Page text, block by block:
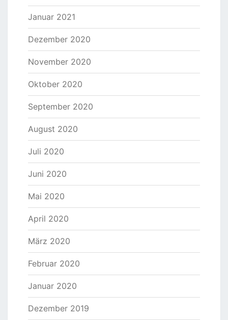
Januar 2021
Dezember 2020
November 2020
Oktober 2020
September 2020
August 2020
Juli 2020
Juni 2020
Mai 2020
April 2020
März 2020
Februar 2020
Januar 2020
Dezember 2019